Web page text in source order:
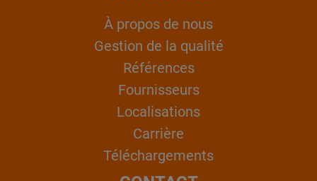
À propos de nous
Gestion de la qualité
Références
Fournisseurs
Localisations
Carrière
Téléchargements